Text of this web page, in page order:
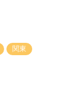
関東